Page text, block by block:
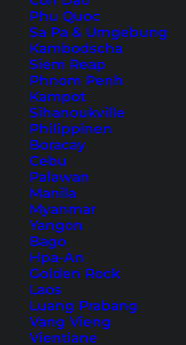
Phu Quoc
Sa Pa & Umgebung
Kambodscha
Siem Reap
Phnom Penh
Kampot
Sihanoukville
Philippinen
Boracay
Cebu
Palawan
Manila
Myanmar
Yangon
Bago
Hpa-An
Golden Rock
Laos
Luang Prabang
Vang Vieng
Vientiane
Außenansicht, Zimmer und
Chalet(Fotos © mit freundlicher
Chalet)
Weitere Unterkünfte am
anderen Gegenden von